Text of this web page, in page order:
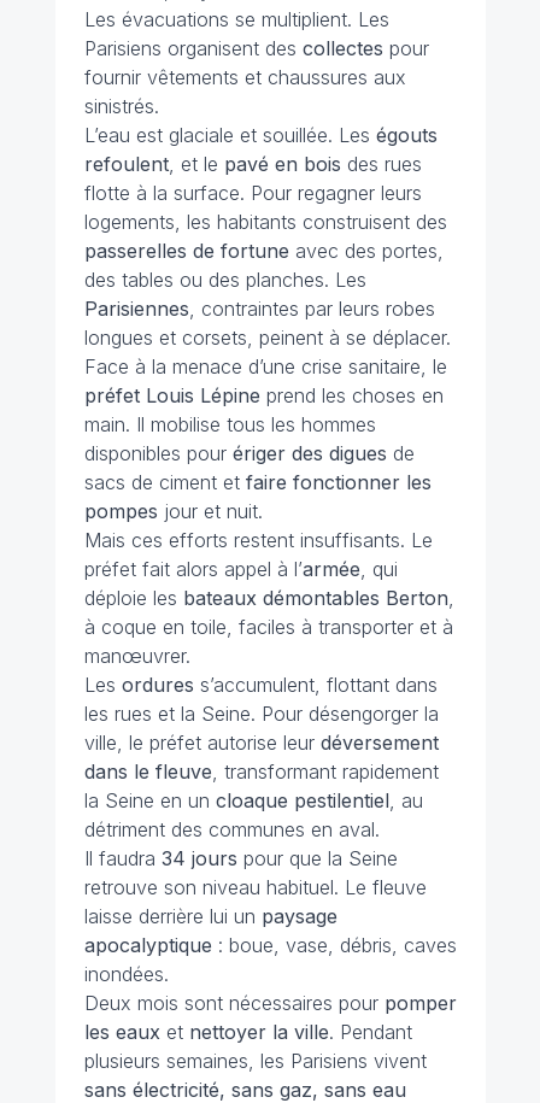
Les évacuations se multiplient. Les
Parisiens organisent des collectes pour
fournir vêtements et chaussures aux
sinistrés.
L’eau est glaciale et souillée. Les égouts
refoulent, et le pavé en bois des rues
flotte à la surface. Pour regagner leurs
logements, les habitants construisent des
passerelles de fortune avec des portes,
des tables ou des planches. Les
Parisiennes, contraintes par leurs robes
longues et corsets, peinent à se déplacer.
Face à la menace d’une crise sanitaire, le
préfet Louis Lépine prend les choses en
main. Il mobilise tous les hommes
disponibles pour ériger des digues de
sacs de ciment et faire fonctionner les
pompes jour et nuit.
Mais ces efforts restent insuffisants. Le
préfet fait alors appel à l’armée, qui
déploie les bateaux démontables Berton,
à coque en toile, faciles à transporter et à
manœuvrer.
Les ordures s’accumulent, flottant dans
les rues et la Seine. Pour désengorger la
ville, le préfet autorise leur déversement
dans le fleuve, transformant rapidement
la Seine en un cloaque pestilentiel, au
détriment des communes en aval.
Il faudra 34 jours pour que la Seine
retrouve son niveau habituel. Le fleuve
laisse derrière lui un paysage
apocalyptique : boue, vase, débris, caves
inondées.
Deux mois sont nécessaires pour pomper
les eauxet nettoyer la ville. Pendant
plusieurs semaines, les Parisiens vivent
sans électricité, sans gaz, sans eau